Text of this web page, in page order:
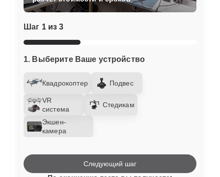
Шаг 1 из 3
1. Выберите Ваше устройство
Квадрокоптер Подвес
VR
система
Стедикам
Экшен-
камера
Следующий шаг